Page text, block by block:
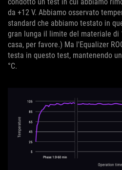
da +12 V. Abbiamo osservato
standard che abbiamo testato in
gran lunga il limite del materiale di
casa, per favore.) Ma l'Equalizer
testa in questo test, mantenendo
°C.